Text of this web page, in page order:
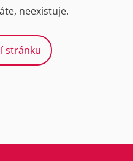
neexistuje.
stránku